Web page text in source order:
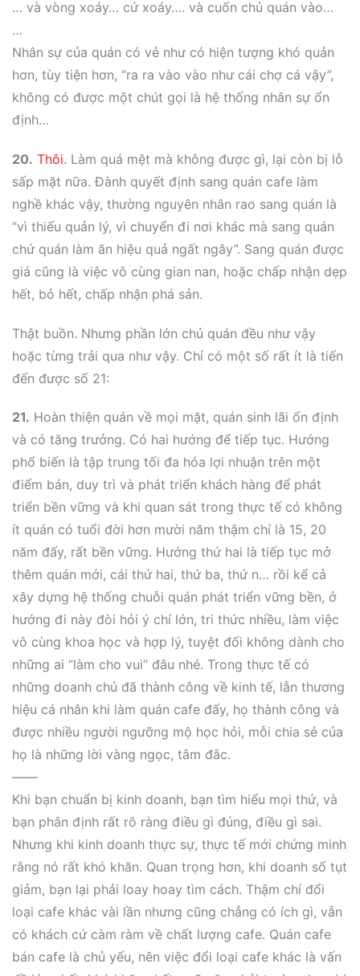
… và vòng xoáy… cứ xoáy…. và cuốn chủ quán vào…
…
Nhân sự của quán có vẻ như có hiện tượng khó quản
hơn, tùy tiện hơn, “ra ra vào vào như cái chợ cá vậy”,
không có được một chút gọi là hệ thống nhân sự ổn
định…
20. Thôi. Làm quá mệt mà không được gì, lại còn bị lỗ
sấp mặt nữa. Đành quyết định sang quán cafe làm
nghề khác vậy, thường nguyên nhân rao sang quán là
“vì thiếu quản lý, vì chuyển đi nơi khác mà sang quán
chứ quán làm ăn hiệu quả ngất ngây”. Sang quán được
giá cũng là việc vô cùng gian nan, hoặc chấp nhận dẹp
hết, bỏ hết, chấp nhận phá sản.
Thật buồn. Nhưng phần lớn chủ quán đều như vậy
hoặc từng trải qua như vậy. Chỉ có một số rất ít là tiến
đến được số 21:
21. Hoàn thiện quán về mọi mặt, quán sinh lãi ổn định
và có tăng trưởng. Có hai hướng để tiếp tục. Hướng
phổ biến là tập trung tối đa hóa lợi nhuận trên một
điểm bán, duy trì và phát triển khách hàng để phát
triển bền vững và khi quan sát trong thực tế có không
ít quán có tuổi đời hơn mười năm thậm chí là 15, 20
năm đấy, rất bền vững. Hướng thứ hai là tiếp tục mở
thêm quán mới, cái thứ hai, thứ ba, thứ n… rồi kể cả
xây dựng hệ thống chuỗi quán phát triển vững bền, ở
hướng đi này đòi hỏi ý chí lớn, tri thức nhiều, làm việc
vô cùng khoa học và hợp lý, tuyệt đối không dành cho
những ai “làm cho vui” đâu nhé. Trong thực tế có
những doanh chủ đã thành công về kinh tế, lẫn thương
hiệu cá nhân khi làm quán cafe đấy, họ thành công và
được nhiều người ngưỡng mộ học hỏi, mỗi chia sẻ của
họ là những lời vàng ngọc, tâm đắc.
——
Khi bạn chuẩn bị kinh doanh, bạn tìm hiểu mọi thứ, và
bạn phân định rất rõ ràng điều gì đúng, điều gì sai.
Nhưng khi kinh doanh thực sự, thực tế mới chứng minh
rằng nó rất khó khăn. Quan trọng hơn, khi doanh số tụt
giảm, bạn lại phải loay hoay tìm cách. Thậm chí đổi
loại cafe khác vài lần nhưng cũng chẳng có ích gì, vẫn
có khách cứ càm ràm về chất lượng cafe. Quán cafe
bán cafe là chủ yếu, nên việc đổi loại cafe khác là vấn